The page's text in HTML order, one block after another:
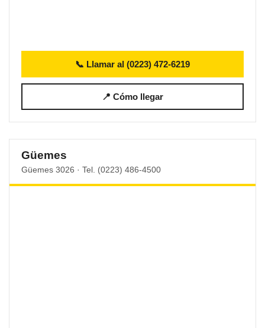
📞 Llamar al (0223) 472-6219
📍 Cómo llegar
Güemes
Güemes 3026 · Tel. (0223) 486-4500